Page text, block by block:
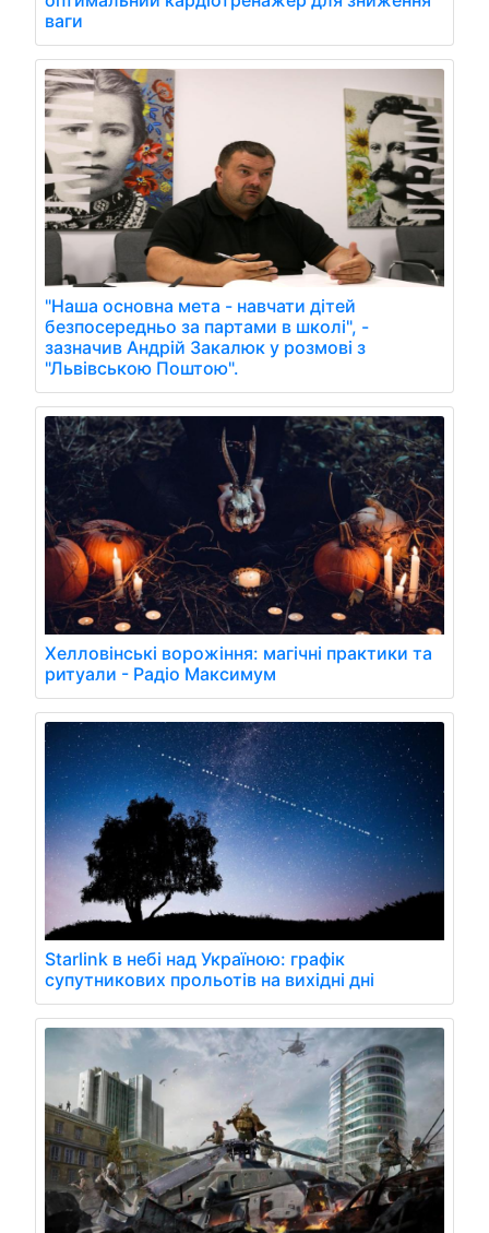
ваги
"Наша основна мета - навчати дітей
безпосередньо за партами в школі", -
зазначив Андрій Закалюк у розмові з
"Львівською Поштою".
Хелловінські ворожіння: магічні практики та
ритуали - Радіо Максимум
Starlink в небі над Україною: графік
супутникових прольотів на вихідні дні